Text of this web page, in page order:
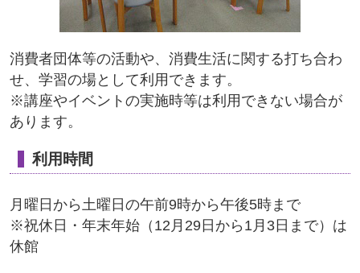
消費者団体等の活動や、消費生活に関する打ち合わ
せ、学習の場として利用できます。
※講座やイベントの実施時等は利用できない場合が
あります。
利用時間
月曜日から土曜日の午前9時から午後5時まで
※祝休日・年末年始（12月29日から1月3日まで）は
休館